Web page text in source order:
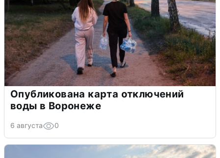
Опубликована карта отключений
воды в Воронеже
6 августа 0